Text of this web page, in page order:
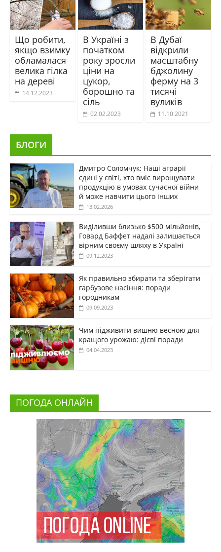
Що робити,
якщо взимку
обламалася
велика гілка
на дереві
14.12.2023
В Україні з
початком
року зросли
ціни на
цукор,
борошно та
сіль
02.02.2023
В Дубаї
відкрили
масштабну
бджолину
ферму на 3
тисячі
вуликів
11.10.2021
БЛОГИ
Дмитро Соломчук: Наші аграрії
єдині у світі, хто вміє вирощувати
продукцію в умовах сучасної війни
й може навчити цього інших
13.02.2026
Виділивши близько $500 мільйонів,
Говард Баффет надалі залишається
вірним своєму шляху в Україні
09.12.2023
Як правильно збирати та зберігати
гарбузове насіння: поради
городникам
09.09.2023
Чим підживити вишню весною для
кращого урожаю: дієві поради
04.04.2023
ПОГОДА ОНЛАЙН